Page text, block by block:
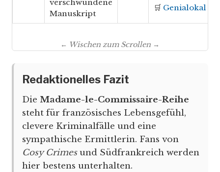
verschwundene
Manuskript
🛒 Genialokal
← Wischen zum Scrollen →
Redaktionelles Fazit
Die Madame-le-Commissaire-Reihe
steht für französisches Lebensgefühl,
clevere Kriminalfälle und eine
sympathische Ermittlerin. Fans von
Cosy Crimesund Südfrankreich werden
hier bestens unterhalten.